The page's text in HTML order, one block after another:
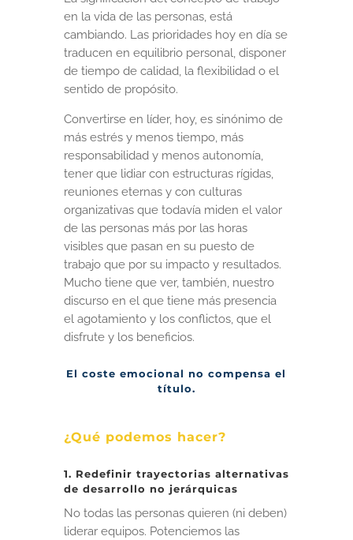
en la vida de las personas, está
cambiando. Las prioridades hoy en día se
traducen en equilibrio personal, disponer
de tiempo de calidad, la flexibilidad o el
sentido de propósito.
Convertirse en líder, hoy, es sinónimo de
más estrés y menos tiempo, más
responsabilidad y menos autonomía,
tener que lidiar con estructuras rígidas,
reuniones eternas y con culturas
organizativas que todavía miden el valor
de las personas más por las horas
visibles que pasan en su puesto de
trabajo que por su impacto y resultados.
Mucho tiene que ver, también, nuestro
discurso en el que tiene más presencia
el agotamiento y los conflictos, que el
disfrute y los beneficios.
El coste emocional no compensa el
título.
¿Qué podemos hacer?
1. Redefinir trayectorias alternativas
de desarrollo no jerárquicas
No todas las personas quieren (ni deben)
liderar equipos. Potenciemos las